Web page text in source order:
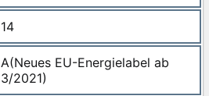
14
A(Neues EU-Energielabel ab
3/2021)